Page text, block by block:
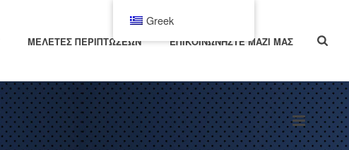
ΜΕΛΈΤΕΣ ΠΕΡΙΠΤΏΣΕΩΝ ΕΠΙΚΟΙΝΩΝΉΣΤΕ ΜΑΖΊ ΜΑΣ
Greek